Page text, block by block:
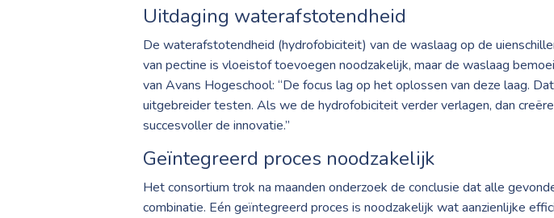
Uitdaging waterafstotendheid
De waterafstotendheid (hydrofobiciteit) van de waslaag op de
van pectine is vloeistof toevoegen noodzakelijk, maar de waslaag
van Avans Hogeschool: “De focus lag op het oplossen van deze laag.
uitgebreider testen. Als we de hydrofobiciteit verder verlagen, dan
succesvoller de innovatie.”
Geïntegreerd proces noodzakelijk
Het consortium trok na maanden onderzoek de conclusie dat alle
combinatie. Eén geïntegreerd proces is noodzakelijk wat aanzienlijke